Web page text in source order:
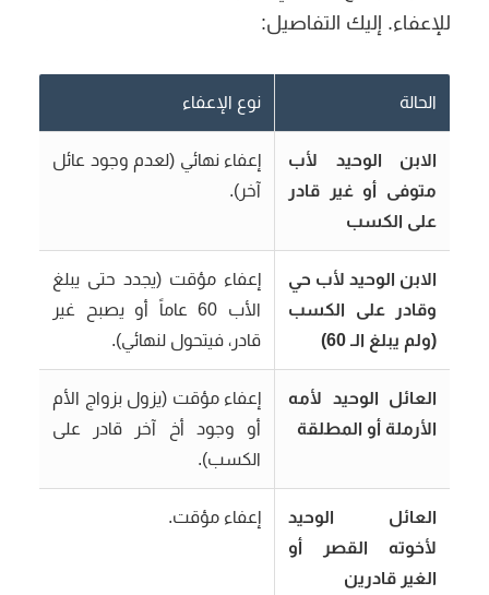
للإعفاء. إليك التفاصيل:
الحالة نوع الإعفاء
الابن الوحيد لأب
متوفى أو غير قادر
على الكسب
إعفاء نهائي (لعدم وجود عائل
آخر).
الابن الوحيد لأب حي
وقادر على الكسب
(ولم يبلغ الـ 60)
إعفاء مؤقت (يجدد حتى يبلغ
الأب 60 عاماً أو يصبح غير
قادر، فيتحول لنهائي).
العائل الوحيد لأمه
الأرملة أو المطلقة
إعفاء مؤقت (يزول بزواج الأم
أو وجود أخ آخر قادر على
الكسب).
العائل الوحيد
لأخوته القصر أو
الغير قادرين
إعفاء مؤقت.